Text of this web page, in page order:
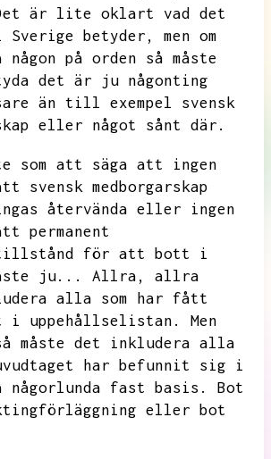
är lite oklart vad det
betyder,
men om
någon på orden så måste
det är ju någonting
än till exempel svensk
eller något sånt där.
som att säga att ingen
svensk medborgarskap
återvända eller ingen
permanent
för att bott i
ju...
Allra,
allra
alla som har fått
Men
måste det inkludera alla
har befunnit sig i
någorlunda fast basis.
Bot
eller bot